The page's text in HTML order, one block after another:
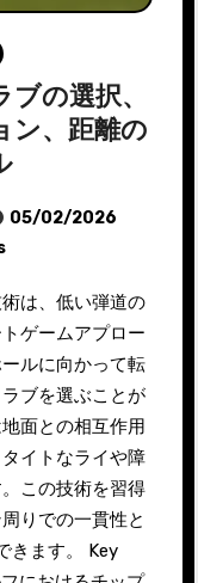
の選択、
ン、距離の
05/02/2026
ゲームアプロー
ルに向かって転
ブを選ぶことが
面との相互作用
イトなライや障
この技術を習得
りでの一貫性と
きます。 Key